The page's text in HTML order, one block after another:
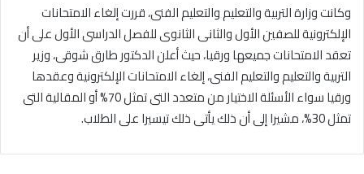
وكانت وزارة التربية والتعليم والتعليم الفنى، قررت إلغاء الامتحانات
الإلكترونية للصفين الأول والثانى الثانوى للفصل الدراسى الأول على أن
تعقد الامتحانات جميعها ورقيا، حيث أعلن الدكتور طارق شوقى، وزير
التربية والتعليم والتعليم الفنى، إلغاء الامتحانات الإلكترونية وعقدها
ورقيا سواء الأسئلة الاختيار من متعدد التى تمثل 70% أو المقالية التى
تمثل 30%، مشيرا إلى أن ذلك يأتى ذلك تيسيرا على الطلاب.